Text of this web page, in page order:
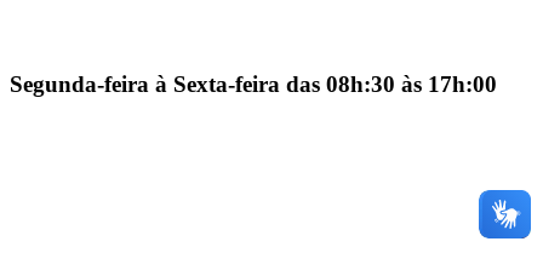
Segunda-feira à Sexta-feira das 08h:30 às 17h:00